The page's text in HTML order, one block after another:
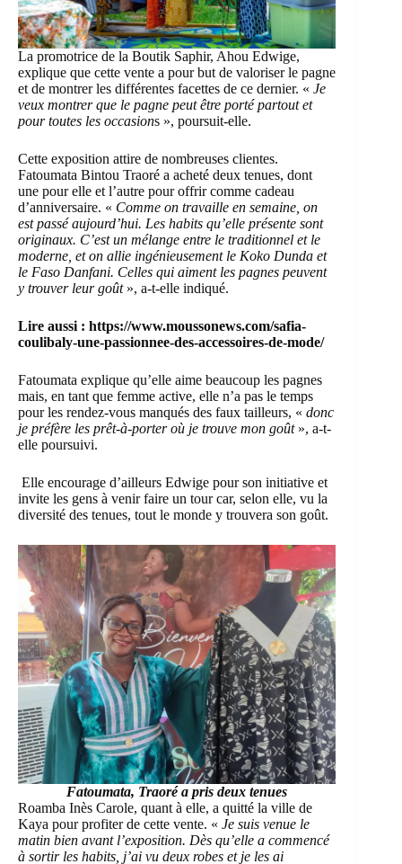
La promotrice de la Boutik Saphir, Ahou Edwige,
explique que cette vente a pour but de valoriser le pagne
et de montrer les différentes facettes de ce dernier. « Je
veux montrer que le pagne peut être porté partout et
pour toutes les occasions », poursuit-elle.
Cette exposition attire de nombreuses clientes.
Fatoumata Bintou Traoré a acheté deux tenues, dont
une pour elle et l’autre pour offrir comme cadeau
d’anniversaire. « Comme on travaille en semaine, on
est passé aujourd’hui. Les habits qu’elle présente sont
originaux. C’est un mélange entre le traditionnel et le
moderne, et on allie ingénieusement le Koko Dunda et
le Faso Danfani. Celles qui aiment les pagnes peuvent
y trouver leur goût», a-t-elle indiqué.
Lire aussi : https://www.moussonews.com/safia-
coulibaly-une-passionnee-des-accessoires-de-mode/
Fatoumata explique qu’elle aime beaucoup les pagnes
mais, en tant que femme active, elle n’a pas le temps
pour les rendez-vous manqués des faux tailleurs, « donc
je préfère les prêt-à-porter où je trouve mon goût», a-t-
elle poursuivi.
Elle encourage d’ailleurs Edwige pour son initiative et
invite les gens à venir faire un tour car, selon elle, vu la
diversité des tenues, tout le monde y trouvera son goût.
Fatoumata, Traoré a pris deux tenues
Roamba Inès Carole, quant à elle, a quitté la ville de
Kaya pour profiter de cette vente. « Je suis venue le
matin bien avant l’exposition. Dès qu’elle a commencé
à sortir les habits, j’ai vu deux robes et je les ai